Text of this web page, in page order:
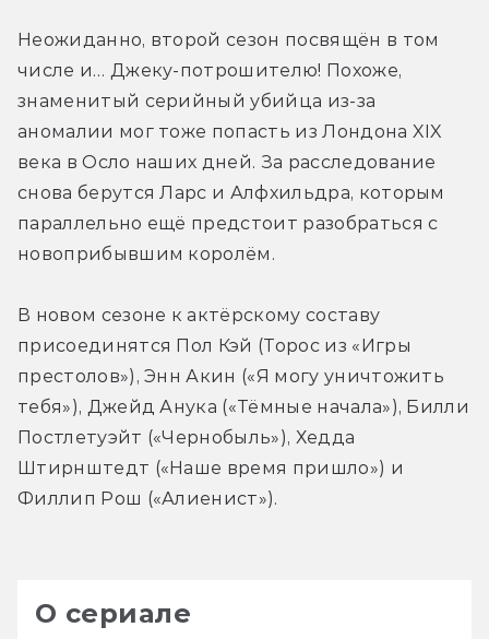
Неожиданно, второй сезон посвящён в том
числе и… Джеку-потрошителю! Похоже,
знаменитый серийный убийца из-за
аномалии мог тоже попасть из Лондона XIX
века в Осло наших дней. За расследование
снова берутся Ларс и Алфхильдра, которым
параллельно ещё предстоит разобраться с
новоприбывшим королём.
В новом сезоне к актёрскому составу
присоединятся Пол Кэй (Торос из «Игры
престолов»), Энн Акин («Я могу уничтожить
тебя»), Джейд Анука («Тёмные начала»), Билли
Постлетуэйт («Чернобыль»), Хедда
Штирнштедт («Наше время пришло») и
Филлип Рош («Алиенист»).
О сериале